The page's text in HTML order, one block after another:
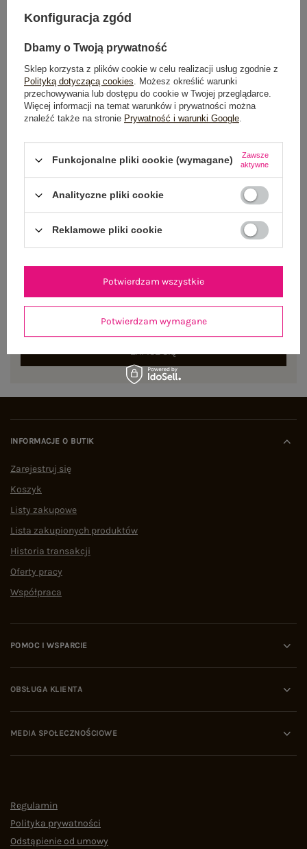
Czarna bluzka Penny RUE PARIS
19,99 zł
Cena regularna: 59,99 zł
NEWSLETTER
Zapisz się do naszego newslettera i otrzymaj 15% zniżki na
pierwsze zamówienie
ZAPISZ SIĘ
INFORMACJE O BUTIK
Zarejestruj się
Koszyk
Listy zakupowe
Lista zakupionych produktów
Historia transakcji
Oferty pracy
Współpraca
POMOC I WSPARCIE
OBSŁUGA KLIENTA
MEDIA SPOŁECZNOŚCIOWE
Regulamin
Polityka prywatności
Odstąpienie od umowy
Konfiguracja zgód
Dbamy o Twoją prywatność
Sklep korzysta z plików cookie w celu realizacji usług zgodnie z
Polityką dotyczącą cookies. Możesz określić warunki
przechowywania lub dostępu do cookie w Twojej przeglądarce.
Więcej informacji na temat warunków i prywatności można
znaleźć także na stronie Prywatność i warunki Google.
Funkcjonalne pliki cookie (wymagane)
Zawsze
aktywne
Analityczne pliki cookie
Reklamowe pliki cookie
Potwierdzam wymagane
Potwierdzam wszystkie